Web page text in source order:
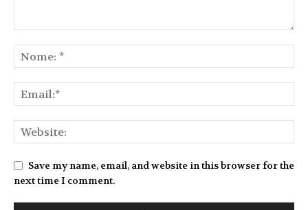
Save my name, email, and website in this browser for the
next time I comment.